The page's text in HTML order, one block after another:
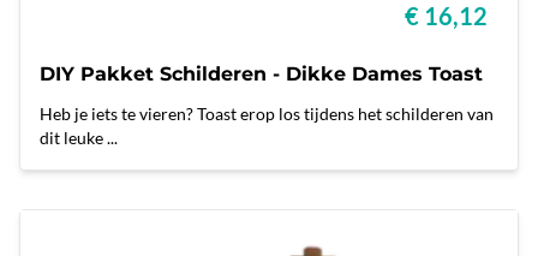
€ 16,12
DIY Pakket Schilderen - Dikke Dames Toast
Heb je iets te vieren? Toast erop los tijdens het schilderen van
dit leuke ...